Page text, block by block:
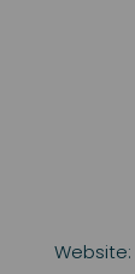
Website: